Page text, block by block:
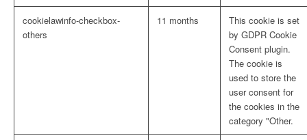
cookielawinfo-checkbox-
others
11 months
This cookie is set
by GDPR Cookie
Consent plugin.
The cookie is
used to store the
user consent for
the cookies in the
category "Other.